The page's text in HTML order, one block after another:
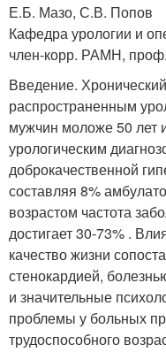
Е.Б. Мазо, С.В. Попов
Кафедра урологии и
член-корр. РАМН,
Введение.
распространенным
мужчин моложе 50 лет
урологическим
доброкачественной
составляя 8%
возрастом частота
достигает 30-73% .
качество жизни
стенокардией,
и значительные
проблемы у больных
трудоспособного